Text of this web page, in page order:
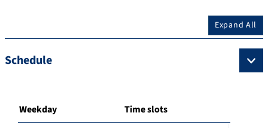
Expand All
Schedule
Weekday Time slots